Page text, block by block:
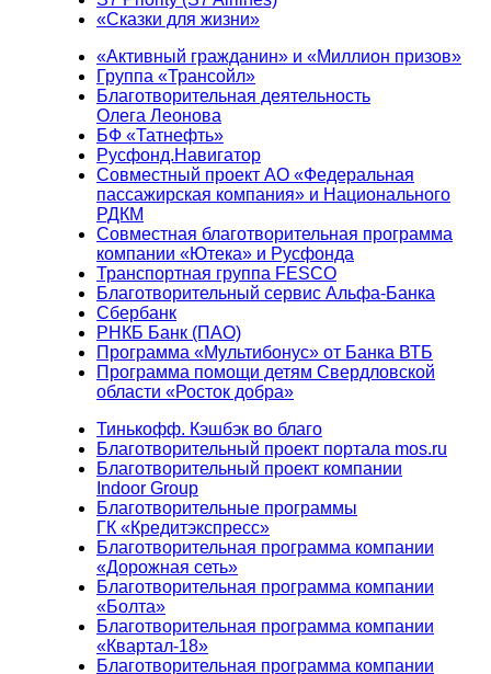
«Сказки для жизни»
«Активный гражданин» и «Миллион призов»
Группа «Трансойл»
Благотворительная деятельность
Олега Леонова
БФ «Татнефть»
Русфонд.Навигатор
Совместный проект АО «Федеральная
пассажирская компания» и Национального
РДКМ
Совместная благотворительная программа
компании «Ютека» и Русфонда
Транспортная группа FESCO
Благотворительный сервис Альфа-Банка
Сбербанк
РНКБ Банк (ПАО)
Программа «Мультибонус» от Банка ВТБ
Программа помощи детям Свердловской
области «Росток добра»
Тинькофф. Кэшбэк во благо
Благотворительный проект портала mos.ru
Благотворительный проект компании
Indoor Group
Благотворительные программы
ГК «Кредитэкспресс»
Благотворительная программа компании
«Дорожная сеть»
Благотворительная программа компании
«Болта»
Благотворительная программа компании
«Квартал-18»
Благотворительная программа компании